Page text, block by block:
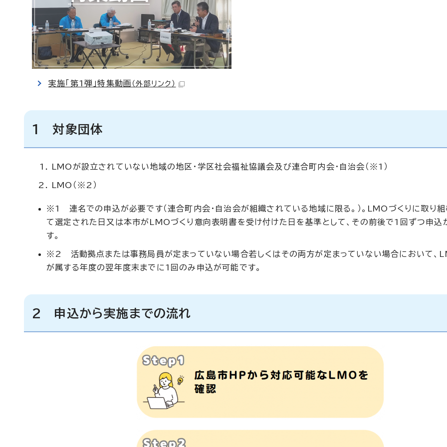
実施「第1弾」特集動画 （外部リンク）
1 対象団体
LMOが設立されていない地域の地区・学区社会福祉協議会及び連合町内会・自治会（※1）
LMO（※2）
※1 連名での申込が必要です（連合町内会・自治会が組織されている地域に限る。）。LMOづくりに取り組
て選定された日又は本市がLMOづくり意向表明書を受け付けた日を基準として、その前後で1回ずつ申込
す。
※2 活動拠点または事務局員が定まっていない場合若しくはその両方が定まっていない場合において、
が属する年度の翌年度末までに1回のみ申込が可能です。
2 申込から実施までの流れ